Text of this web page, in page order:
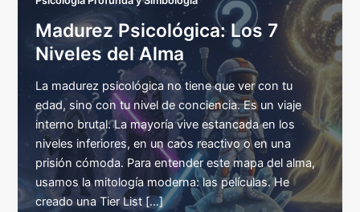
Madurez Psicológica: Los 7
Niveles del Alma
La madurez psicológica no tiene que ver con tu
edad, sino con tu nivel de conciencia. Es un viaje
interno brutal. La mayoría vive estancada en los
niveles inferiores, en un caos reactivo o en una
prisión cómoda. Para entender este mapa del alma,
usamos la mitología moderna: las películas. He
creado una Tier List […]